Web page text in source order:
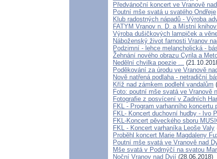
Předvánoční koncert ve Vranově
Poutní mše svatá u svatého Ondřeje
Klub radostných nápadů - Výroba
FATYM Vranov n. D. a Místní
Výroba dušičkových lampiček a
Náboženský život farnosti Vranov
Podzimní - lehce melancholická -
Žehnání nového obrazu Cyrila a
Nedělní chvilka poezie ...
Poděkování za úrodu ve Vranově
Nově natřená podlaha - netradiční
Kříž nad zámkem podlehl vandalům
Foto: poutní mše svatá ve Vranově
Fotografie z posvícení v Zadních
FKL - Program varhanního koncertu
FKL- Koncert duchovní hudby - Ivo
FKL-Koncert pěveckého sboru
FKL - Koncert varhaníka Leoše Valy
Proběhl koncert Marie Magdaleny
Poutní mše svatá ve Vranově nad
Mše svatá v Podmýčí na svatou
Noční Vranov nad Dyjí (28.06.2018)